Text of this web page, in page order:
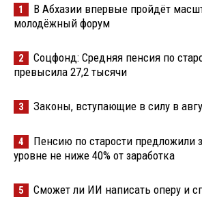
1
В Абхазии впервые пройдёт
молодёжный форум
2
Соцфонд: Средняя пенсия по
превысила 27,2 тысячи
3 Законы, вступающие в силу в
4
Пенсию по старости предложили
уровне не ниже 40% от заработка
5 Сможет ли ИИ написать оперу и